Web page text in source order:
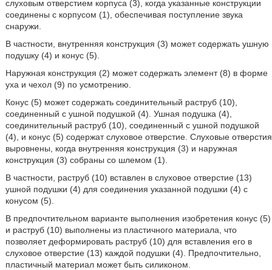
слуховым отверстием корпуса (3), когда указанные конструкции
соединены с корпусом (1), обеспечивая поступление звука
снаружи.
В частности, внутренняя конструкция (3) может содержать ушную
подушку (4) и конус (5).
Наружная конструкция (2) может содержать элемент (8) в форме
уха и чехол (9) по усмотрению.
Конус (5) может содержать соединительный раструб (10),
соединенный с ушной подушкой (4). Ушная подушка (4),
соединительный раструб (10), соединенный с ушной подушкой
(4), и конус (5) содержат слуховое отверстие. Слуховые отверстия
выровнены, когда внутренняя конструкция (3) и наружная
конструкция (3) собраны со шлемом (1).
В частности, раструб (10) вставлен в слуховое отверстие (13)
ушной подушки (4) для соединения указанной подушки (4) с
конусом (5).
В предпочтительном варианте выполнения изобретения конус (5)
и раструб (10) выполнены из пластичного материала, что
позволяет деформировать раструб (10) для вставления его в
слуховое отверстие (13) каждой подушки (4). Предпочтительно,
пластичный материал может быть силиконом.